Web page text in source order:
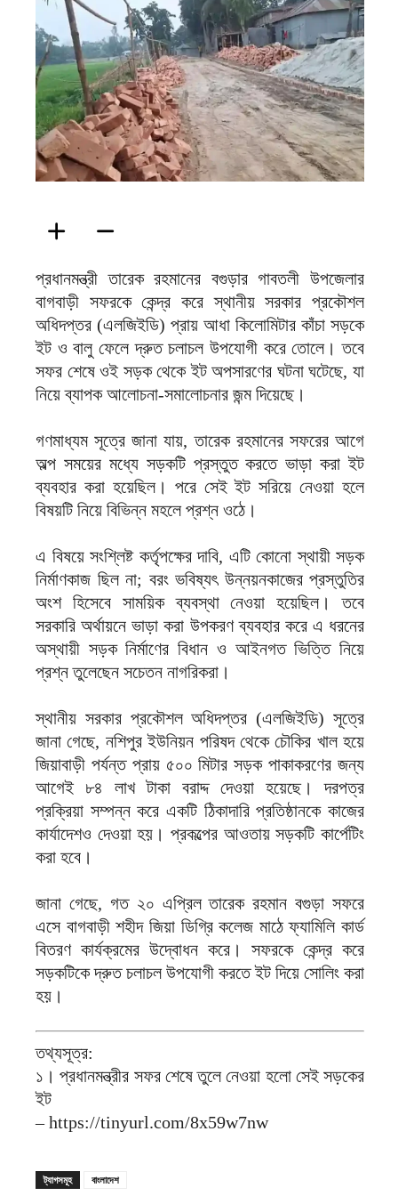
ফিরদাউস
প্রধানমন্ত্রী তারেক রহমানের বগুড়ার গাবতলী উপজেলার
বাগবাড়ী সফরকে কেন্দ্র করে স্থানীয় সরকার প্রকৌশল
অধিদপ্তর (এলজিইডি) প্রায় আধা কিলোমিটার কাঁচা সড়কে
ইট ও বালু ফেলে দ্রুত চলাচল উপযোগী করে তোলে। তবে
সফর শেষে ওই সড়ক থেকে ইট অপসারণের ঘটনা ঘটেছে, যা
নিয়ে ব্যাপক আলোচনা-সমালোচনার জন্ম দিয়েছে।
গণমাধ্যম সূত্রে জানা যায়, তারেক রহমানের সফরের আগে
অল্প সময়ের মধ্যে সড়কটি প্রস্তুত করতে ভাড়া করা ইট
ব্যবহার করা হয়েছিল। পরে সেই ইট সরিয়ে নেওয়া হলে
বিষয়টি নিয়ে বিভিন্ন মহলে প্রশ্ন ওঠে।
এ বিষয়ে সংশ্লিষ্ট কর্তৃপক্ষের দাবি, এটি কোনো স্থায়ী সড়ক
নির্মাণকাজ ছিল না; বরং ভবিষ্যৎ উন্নয়নকাজের প্রস্তুতির
অংশ হিসেবে সাময়িক ব্যবস্থা নেওয়া হয়েছিল। তবে
সরকারি অর্থায়নে ভাড়া করা উপকরণ ব্যবহার করে এ ধরনের
অস্থায়ী সড়ক নির্মাণের বিধান ও আইনগত ভিত্তি নিয়ে
প্রশ্ন তুলেছেন সচেতন নাগরিকরা।
স্থানীয় সরকার প্রকৌশল অধিদপ্তর (এলজিইডি) সূত্রে
জানা গেছে, নশিপুর ইউনিয়ন পরিষদ থেকে চৌকির খাল হয়ে
জিয়াবাড়ী পর্যন্ত প্রায় ৫০০ মিটার সড়ক পাকাকরণের জন্য
আগেই ৮৪ লাখ টাকা বরাদ্দ দেওয়া হয়েছে। দরপত্র
প্রক্রিয়া সম্পন্ন করে একটি ঠিকাদারি প্রতিষ্ঠানকে কাজের
কার্যাদেশও দেওয়া হয়। প্রকল্পের আওতায় সড়কটি কার্পেটিং
করা হবে।
জানা গেছে, গত ২০ এপ্রিল তারেক রহমান বগুড়া সফরে
এসে বাগবাড়ী শহীদ জিয়া ডিগ্রি কলেজ মাঠে ফ্যামিলি কার্ড
বিতরণ কার্যক্রমের উদ্বোধন করে। সফরকে কেন্দ্র করে
সড়কটিকে দ্রুত চলাচল উপযোগী করতে ইট দিয়ে সোলিং করা
হয়।
তথ্যসূত্র:
১। প্রধানমন্ত্রীর সফর শেষে তুলে নেওয়া হলো সেই সড়কের
ইট
– https://tinyurl.com/8x59w7nw
ট্যাগসমূহ বাংলাদেশ